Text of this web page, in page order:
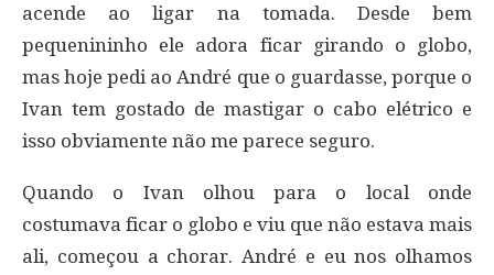
acende ao ligar na tomada. Desde bem
pequenininho ele adora ficar girando o globo,
mas hoje pedi ao André que o guardasse, porque o
Ivan tem gostado de mastigar o cabo elétrico e
isso obviamente não me parece seguro.
Quando o Ivan olhou para o local onde
costumava ficar o globo e viu que não estava mais
ali, começou a chorar. André e eu nos olhamos